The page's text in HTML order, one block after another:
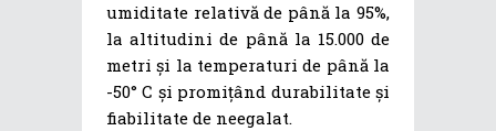
umiditate relativă de până la 95%,
la altitudini de până la 15.000 de
metri și la temperaturi de până la
-50° C și promițând durabilitate și
fiabilitate de neegalat.